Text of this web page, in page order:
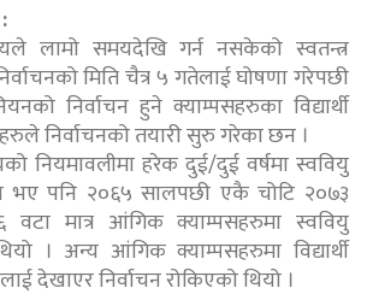
लामो समयदेखि गर्न नसकेको स्वतन्त्र
मिति चैत्र ५ गतेलाई घोषणा गरेपछी
निर्वाचन हुने क्याम्पसहरुका विद्यार्थी
निर्वाचनको तयारी सुरु गरेका छन ।
नियमावलीमा हरेक दुई/दुई वर्षमा स्ववियु
भए पनि २०६५ सालपछी एकै चोटि २०७३
मात्र आंगिक क्याम्पसहरुमा स्ववियु
। अन्य आंगिक क्याम्पसहरुमा विद्यार्थी
देखाएर निर्वाचन रोकिएको थियो ।